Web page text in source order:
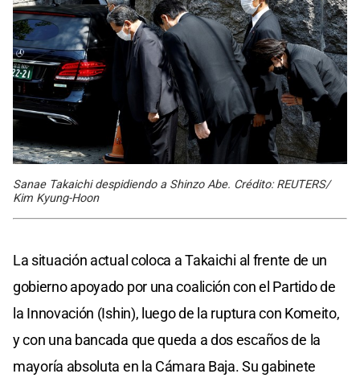
Sanae Takaichi despidiendo a Shinzo Abe. Crédito: REUTERS/
Kim Kyung-Hoon
La situación actual coloca a Takaichi al frente de un
gobierno apoyado por una coalición con el Partido de
la Innovación (Ishin), luego de la ruptura con Komeito,
y con una bancada que queda a dos escaños de la
mayoría absoluta en la Cámara Baja. Su gabinete